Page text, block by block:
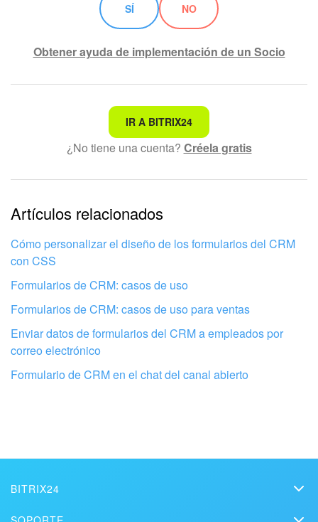
SÍ NO
Obtener ayuda de implementación de un Socio
No es lo que estoy buscando
Texto complicado e incomprensible
La información está desactualizada
La explicación es demasiado corta. Necesito más
información
No me gusta cómo funciona esta herramienta
Configura tu Bitrix24 con profesionales
IR A BITRIX24
¿No tiene una cuenta? Créela gratis
Artículos relacionados
Cómo personalizar el diseño de los formularios del CRM
con CSS
Formularios de CRM: casos de uso
Formularios de CRM: casos de uso para ventas
Enviar datos de formularios del CRM a empleados por
correo electrónico
Formulario de CRM en el chat del canal abierto
BITRIX24